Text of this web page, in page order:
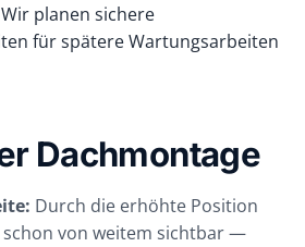
Wir planen sichere
für spätere Wartungsarbeiten
Dachmontage
Durch die erhöhte Position
schon von weitem sichtbar —